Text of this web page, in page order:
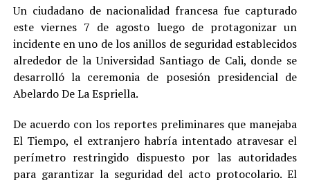
Un ciudadano de nacionalidad francesa fue capturado
este viernes 7 de agosto luego de protagonizar un
incidente en uno de los anillos de seguridad establecidos
alrededor de la Universidad Santiago de Cali, donde se
desarrolló la ceremonia de posesión presidencial de
Abelardo De La Espriella.
De acuerdo con los reportes preliminares que manejaba
El Tiempo, el extranjero habría intentado atravesar el
perímetro restringido dispuesto por las autoridades
para garantizar la seguridad del acto protocolario. El